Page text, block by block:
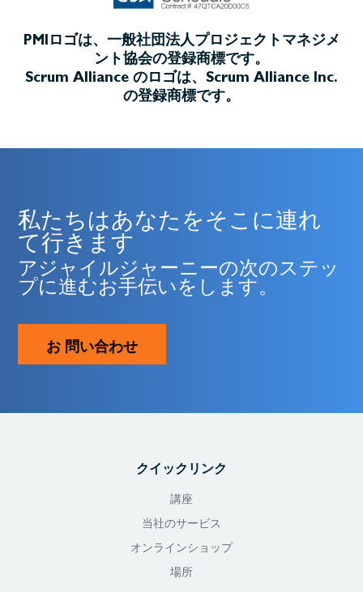
PMIロゴは、一般社団法人プロジェクトマネジメ
ント協会の登録商標です。
Scrum Alliance のロゴは、Scrum Alliance Inc.
の登録商標です。
私たちはあなたをそこに連れ
て行きます
アジャイルジャーニーの次のステッ
プに進むお手伝いをします。
お 問い合わせ
クイックリンク
講座
当社のサービス
オンラインショップ
場所